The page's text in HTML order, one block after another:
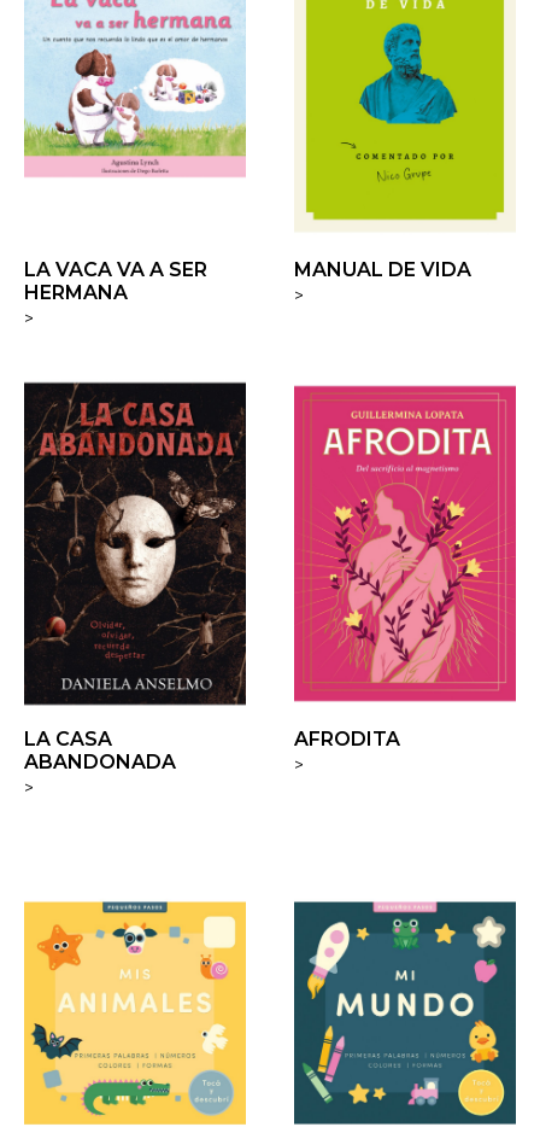
LA VACA VA A SER
HERMANA
>
MANUAL DE VIDA
>
LA CASA
ABANDONADA
>
AFRODITA
>